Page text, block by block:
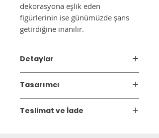
dekorasyona eşlik eden
figürlerinin ise günümüzde şans
getirdiğine inanılır.
Detaylar
Boyut: 15x15cm, 30x30cm, 40x40cm,
50x50cm
230g, dokusuz, profesyonel kağıda
Tasarımcı
Markaların kalpleri daha güçlü atsın ve
Teslimat ve İade